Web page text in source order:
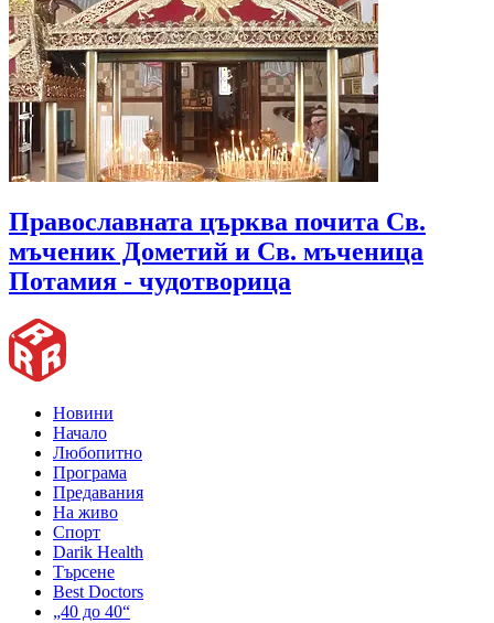
Православната църква почита Св.
мъченик Дометий и Св. мъченица
Потамия - чудотворица
Новини
Начало
Любопитно
Програма
Предавания
На живо
Спорт
Darik Health
Търсене
Best Doctors
„40 до 40“